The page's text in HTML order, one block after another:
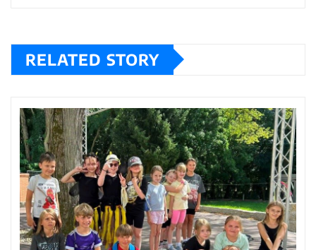
RELATED STORY